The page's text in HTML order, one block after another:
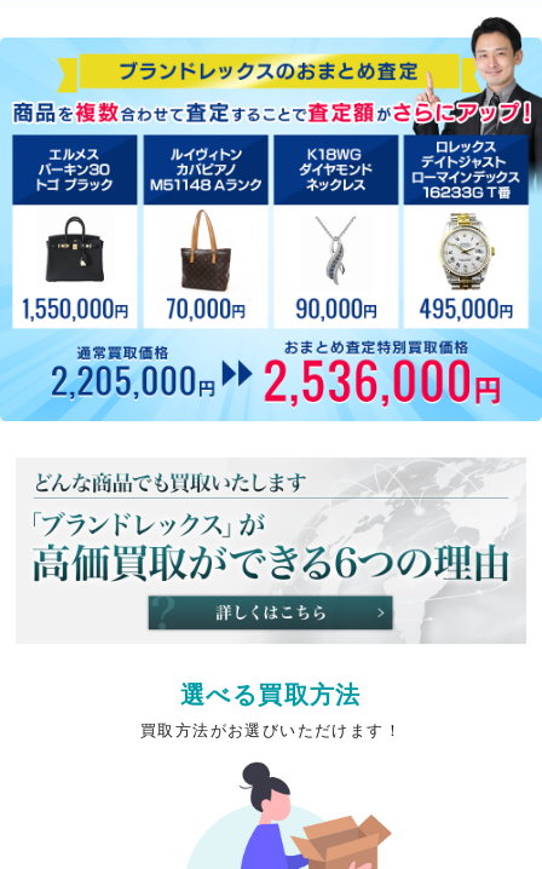
選べる買取方法
買取方法がお選びいただけます！